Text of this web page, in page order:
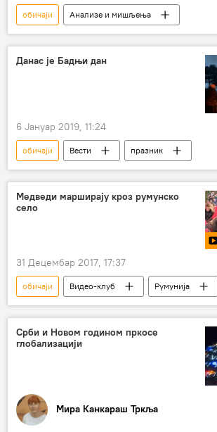
обичаји
Анализе и мишљења
Коментари и Аналитика
ракија
псовке
бренд
Данас је Бадњи дан
6 Јануар 2019, 11:24
обичаји Вести
празник
Бадњи дан
Друштво
Медведи марширају кроз румунско
село
31 Децембар 2017, 17:37
обичаји Видео-клуб Румунија
Срби и Новом годином пркосе
глобализацији
Мира Канкараш Тркља